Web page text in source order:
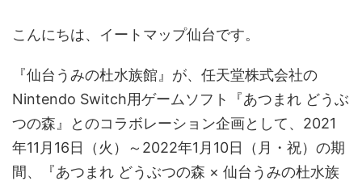
こんにちは、イートマップ仙台です。
『仙台うみの杜水族館』が、任天堂株式会社の
Nintendo Switch用ゲームソフト『あつまれ どうぶ
つの森』とのコラボレーション企画として、2021
年11月16日（火）～2022年1月10日（月・祝）の期
間、『あつまれ どうぶつの森 × 仙台うみの杜水族